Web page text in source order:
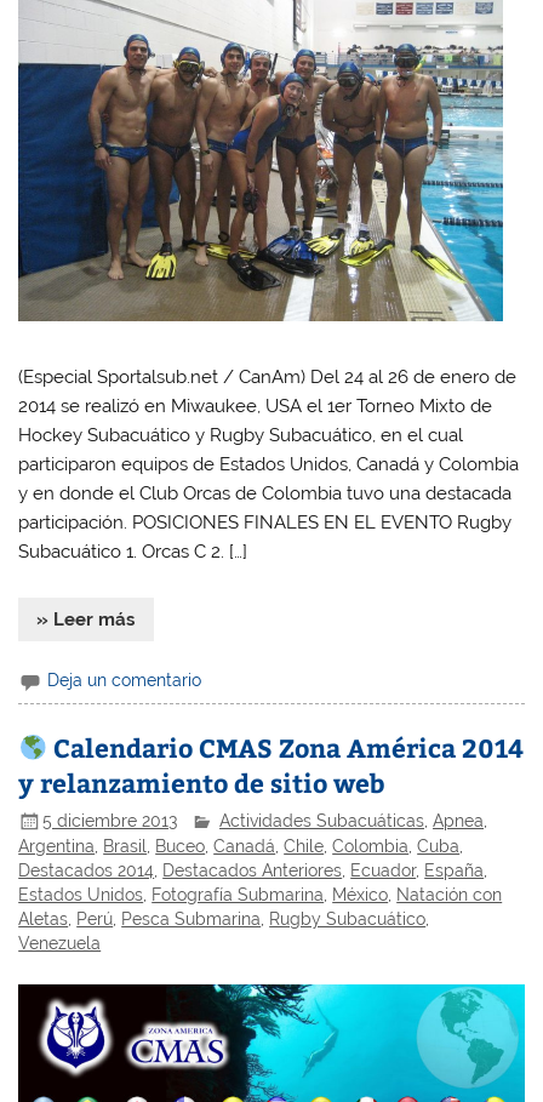
(Especial Sportalsub.net / CanAm) Del 24 al 26 de enero de
2014 se realizó en Miwaukee, USA el 1er Torneo Mixto de
Hockey Subacuático y Rugby Subacuático, en el cual
participaron equipos de Estados Unidos, Canadá y Colombia
y en donde el Club Orcas de Colombia tuvo una destacada
participación. POSICIONES FINALES EN EL EVENTO Rugby
Subacuático 1. Orcas C 2. […]
» Leer más
Deja un comentario
Calendario CMAS Zona América 2014
y relanzamiento de sitio web
5 diciembre 2013 Actividades Subacuáticas ,Apnea
Argentina
Brasil Buceo ,Canadá ,Chile ,Colombia ,Cuba
Destacados 2014 Destacados Anteriores Ecuador, España
Estados Unidos Fotografía Submarina México Natación con
Aletas Perú Pesca Submarina Rugby Subacuático
Venezuela